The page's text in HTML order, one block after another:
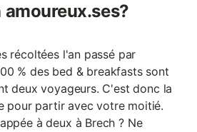
récoltées l'an passé par
% des bed & breakfasts sont
deux voyageurs. C'est donc la
pour partir avec votre moitié.
à deux à Brech ? Ne